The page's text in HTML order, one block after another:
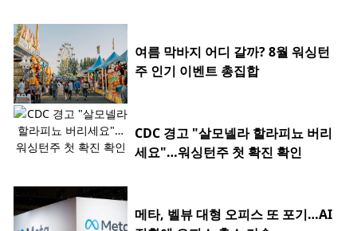
여름 막바지 어디 갈까? 8월 워싱턴
주 인기 이벤트 총집합
CDC 경고 "살모넬라 할라피뇨 버리
세요"…워싱턴주 첫 확진 확인
메타, 벨뷰 대형 오피스 또 포기…AI